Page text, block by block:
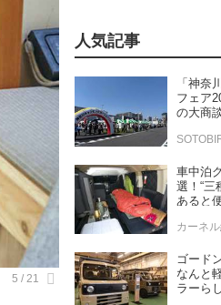
人気記事
「神奈
フェア
の大商
車中泊
選！“三
あると
カーネ
ゴード
なんと
ラーら